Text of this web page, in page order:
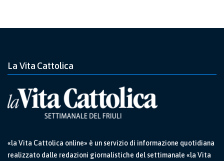
La Vita Cattolica
«la Vita Cattolica online» è un servizio di informazione quotidiana
realizzato dalle redazioni giornalistiche del settimanale «la Vita